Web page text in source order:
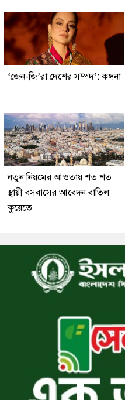
‘জেন-জি’রা দেশের সম্পদ’: কঙ্গনা
নতুন নিয়মের আওতায় শত শত
স্থায়ী বসবাসের আবেদন বাতিল
কুয়েতে